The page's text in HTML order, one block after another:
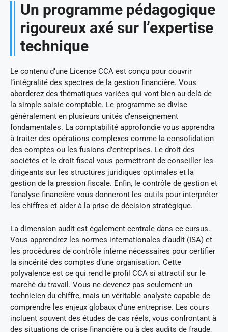
Un programme pédagogique
rigoureux axé sur l’expertise
technique
Le contenu d’une Licence CCA est conçu pour couvrir
l’intégralité des spectres de la gestion financière. Vous
aborderez des thématiques variées qui vont bien au-delà de
la simple saisie comptable. Le programme se divise
généralement en plusieurs unités d’enseignement
fondamentales. La comptabilité approfondie vous apprendra
à traiter des opérations complexes comme la consolidation
des comptes ou les fusions d’entreprises. Le droit des
sociétés et le droit fiscal vous permettront de conseiller les
dirigeants sur les structures juridiques optimales et la
gestion de la pression fiscale. Enfin, le contrôle de gestion et
l’analyse financière vous donneront les outils pour interpréter
les chiffres et aider à la prise de décision stratégique.
La dimension audit est également centrale dans ce cursus.
Vous apprendrez les normes internationales d’audit (ISA) et
les procédures de contrôle interne nécessaires pour certifier
la sincérité des comptes d’une organisation. Cette
polyvalence est ce qui rend le profil CCA si attractif sur le
marché du travail. Vous ne devenez pas seulement un
technicien du chiffre, mais un véritable analyste capable de
comprendre les enjeux globaux d’une entreprise. Les cours
incluent souvent des études de cas réels, vous confrontant à
des situations de crise financière ou à des audits de fraude,